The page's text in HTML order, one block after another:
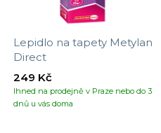
Lepidlo na tapety Metylan
Direct
Ihned na prodejně v Praze nebo do 3
dnů u vás doma
249 Kč